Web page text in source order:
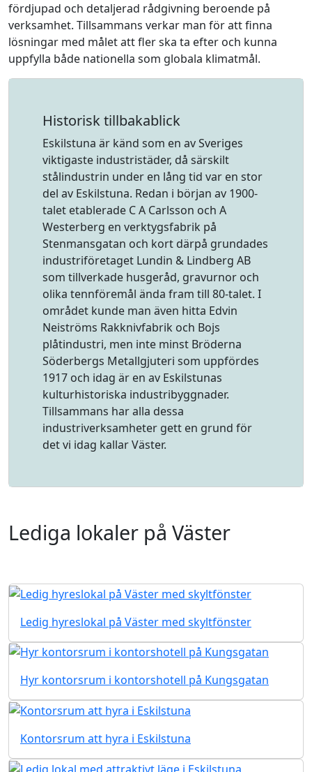
fördjupad och detaljerad rådgivning beroende på
verksamhet. Tillsammans verkar man för att finna
lösningar med målet att fler ska ta efter och kunna
uppfylla både nationella som globala klimatmål.
Historisk tillbakablick
Eskilstuna är känd som en av Sveriges
viktigaste industristäder, då särskilt
stålindustrin under en lång tid var en stor
del av Eskilstuna. Redan i början av 1900-
talet etablerade C A Carlsson och A
Westerberg en verktygsfabrik på
Stenmansgatan och kort därpå grundades
industriföretaget Lundin & Lindberg AB
som tillverkade husgeråd, gravurnor och
olika tennföremål ända fram till 80-talet. I
området kunde man även hitta Edvin
Neiströms Rakknivfabrik och Bojs
plåtindustri, men inte minst Bröderna
Söderbergs Metallgjuteri som uppfördes
1917 och idag är en av Eskilstunas
kulturhistoriska industribyggnader.
Tillsammans har alla dessa
industriverksamheter gett en grund för
det vi idag kallar Väster.
Lediga lokaler på Väster
Ledig hyreslokal på Väster med skyltfönster
Hyr kontorsrum i kontorshotell på Kungsgatan
Kontorsrum att hyra i Eskilstuna